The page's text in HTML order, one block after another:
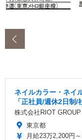
ネイルカラー・ネイ
「正社員/週休2日制
株式会社RIOT GROUP
東京都
月給23万2,200円